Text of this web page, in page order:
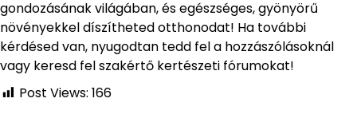
gondozásának világában, és egészséges, gyönyörű
növényekkel díszítheted otthonodat! Ha további
kérdésed van, nyugodtan tedd fel a hozzászólásoknál
vagy keresd fel szakértő kertészeti fórumokat!
Post Views: 166